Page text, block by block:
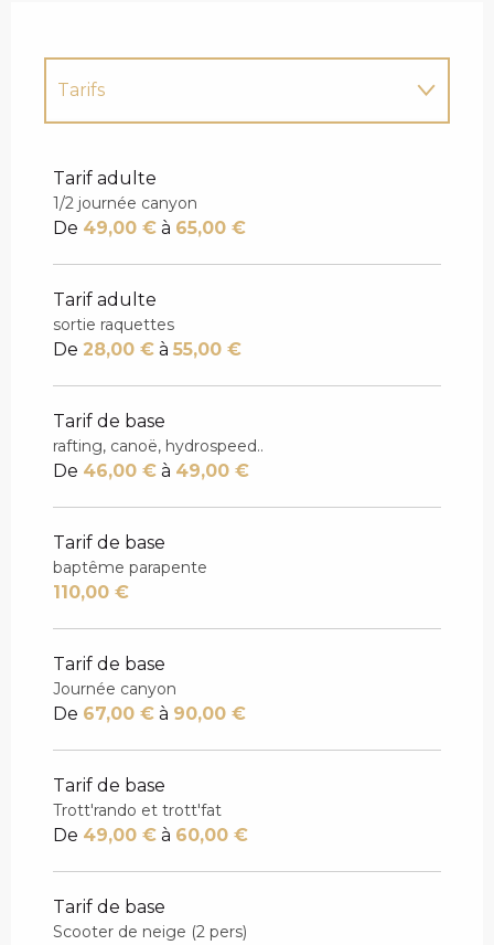
Tarifs
Tarif adulte
1/2 journée canyon
De 49,00 € à 65,00 €
Tarif adulte
sortie raquettes
De 28,00 € à 55,00 €
Tarif de base
rafting, canoë, hydrospeed..
De 46,00 € à 49,00 €
Tarif de base
baptême parapente
110,00 €
Tarif de base
Journée canyon
De 67,00 € à 90,00 €
Tarif de base
Trott'rando et trott'fat
De 49,00 € à 60,00 €
Tarif de base
Scooter de neige (2 pers)